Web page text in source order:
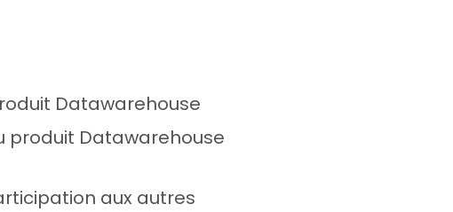
Datawarehouse
produit Datawarehouse
aux autres